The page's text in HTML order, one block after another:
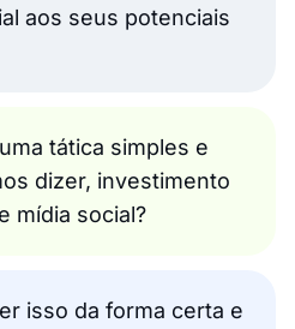
aos seus potenciais
tática simples e
dizer, investimento
mídia social?
isso da forma certa e